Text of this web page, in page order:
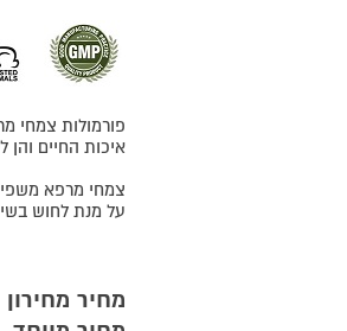
פורמולות צמחי
איכות החיים והן
צמחי מרפא
על מנת לחוש
מחיר מחירון